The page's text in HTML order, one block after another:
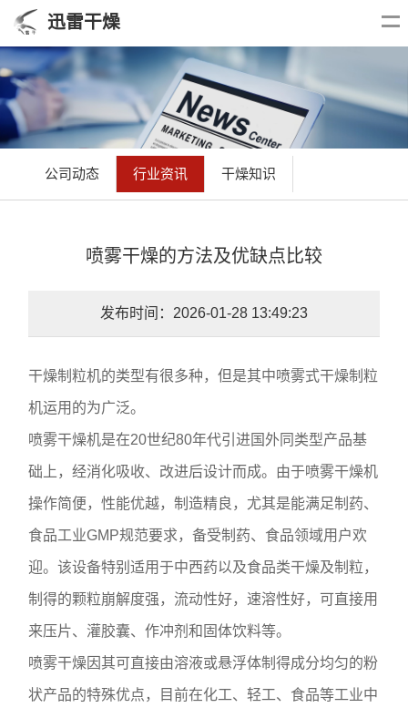
迅雷干燥
公司动态 行业资讯 干燥知识
喷雾干燥的方法及优缺点比较
发布时间：2026-01-28 13:49:23
干燥制粒机的类型有很多种，但是其中喷雾式干燥制粒
机运用的为广泛。
喷雾干燥机是在20世纪80年代引进国外同类型产品基
础上，经消化吸收、改进后设计而成。由于喷雾干燥机
操作简便，性能优越，制造精良，尤其是能满足制药、
食品工业GMP规范要求，备受制药、食品领域用户欢
迎。该设备特别适用于中西药以及食品类干燥及制粒，
制得的颗粒崩解度强，流动性好，速溶性好，可直接用
来压片、灌胶囊、作冲剂和固体饮料等。
喷雾干燥因其可直接由溶液或悬浮体制得成分均匀的粉
状产品的特殊优点，目前在化工、轻工、食品等工业中